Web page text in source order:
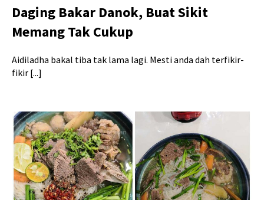
Daging Bakar Danok, Buat Sikit
Memang Tak Cukup
Aidiladha bakal tiba tak lama lagi. Mesti anda dah terfikir-
fikir [...]